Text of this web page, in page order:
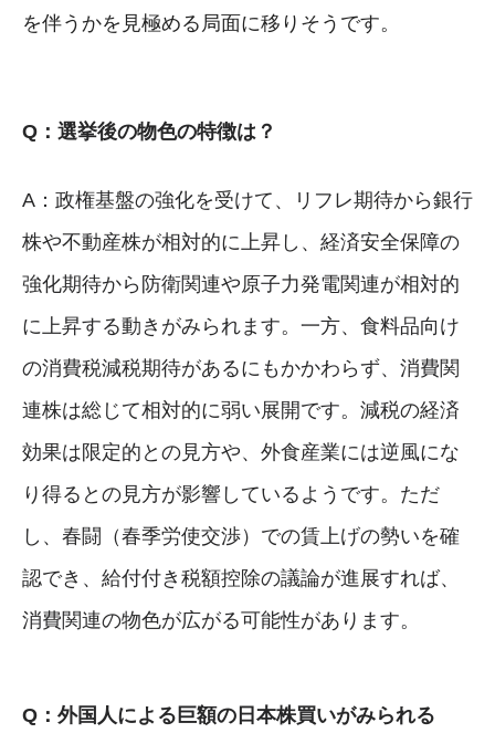
を伴うかを見極める局面に移りそうです。
Q：選挙後の物色の特徴は？
A：政権基盤の強化を受けて、リフレ期待から銀行
株や不動産株が相対的に上昇し、経済安全保障の
強化期待から防衛関連や原子力発電関連が相対的
に上昇する動きがみられます。一方、食料品向け
の消費税減税期待があるにもかかわらず、消費関
連株は総じて相対的に弱い展開です。減税の経済
効果は限定的との見方や、外食産業には逆風にな
り得るとの見方が影響しているようです。ただ
し、春闘（春季労使交渉）での賃上げの勢いを確
認でき、給付付き税額控除の議論が進展すれば、
消費関連の物色が広がる可能性があります。
Q：外国人による巨額の日本株買いがみられる